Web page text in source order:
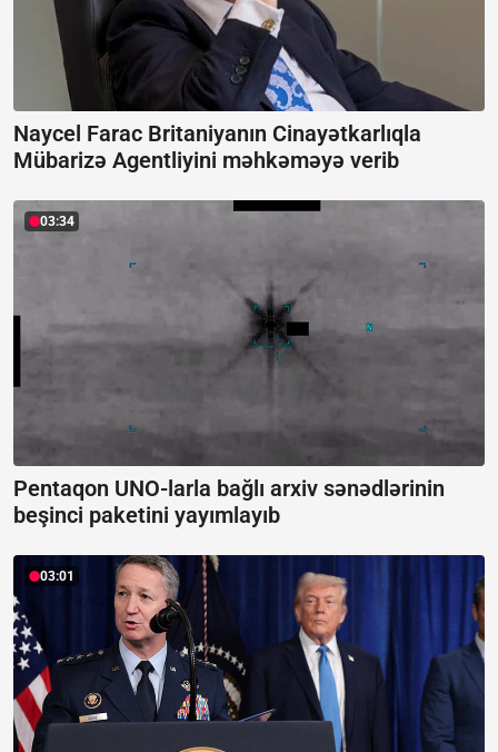
Naycel Farac Britaniyanın Cinayətkarlıqla
Mübarizə Agentliyini məhkəməyə verib
03:34
Pentaqon UNO-larla bağlı arxiv sənədlərinin
beşinci paketini yayımlayıb
03:01